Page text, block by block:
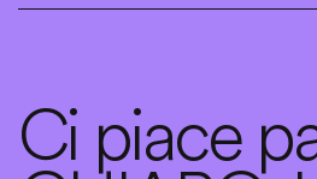
Ci piace